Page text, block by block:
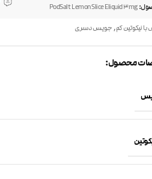
PodSalt Lemon Slice Eliquid 3mg
نیکوتین کم,جویس دسری
محصول: